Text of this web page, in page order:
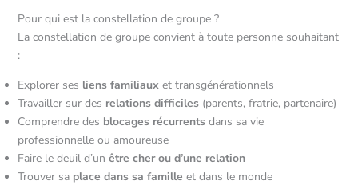
Pour qui est la constellation de groupe ?
La constellation de groupe convient à toute personne souhaitant
:
Explorer ses liens familiauxet transgénérationnels
Travailler sur des relations difficiles(parents, fratrie, partenaire)
Comprendre des blocages récurrentsdans sa vie
professionnelle ou amoureuse
Faire le deuil d’un être cher ou d’une relation
Trouver sa place dans sa famille et dans le monde